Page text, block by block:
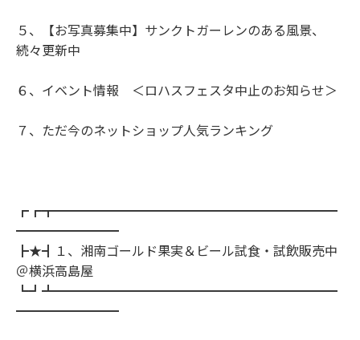
５、【お写真募集中】サンクトガーレンのある風景、
続々更新中
６、イベント情報 ＜ロハスフェスタ中止のお知らせ＞
７、ただ今のネットショップ人気ランキング
┏┏┳━━━━━━━━━━━━━━━━━━━━━━
━━━━━━━━
┣★┫１、湘南ゴールド果実＆ビール試食・試飲販売中
＠横浜高島屋
┗┛┻━━━━━━━━━━━━━━━━━━━━━━
━━━━━━━━